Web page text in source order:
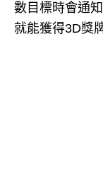
數目標時會通
就能獲得3D獎